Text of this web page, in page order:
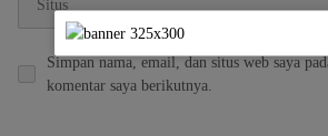
Simpan nama, email, dan situs web saya
komentar saya berikutnya.